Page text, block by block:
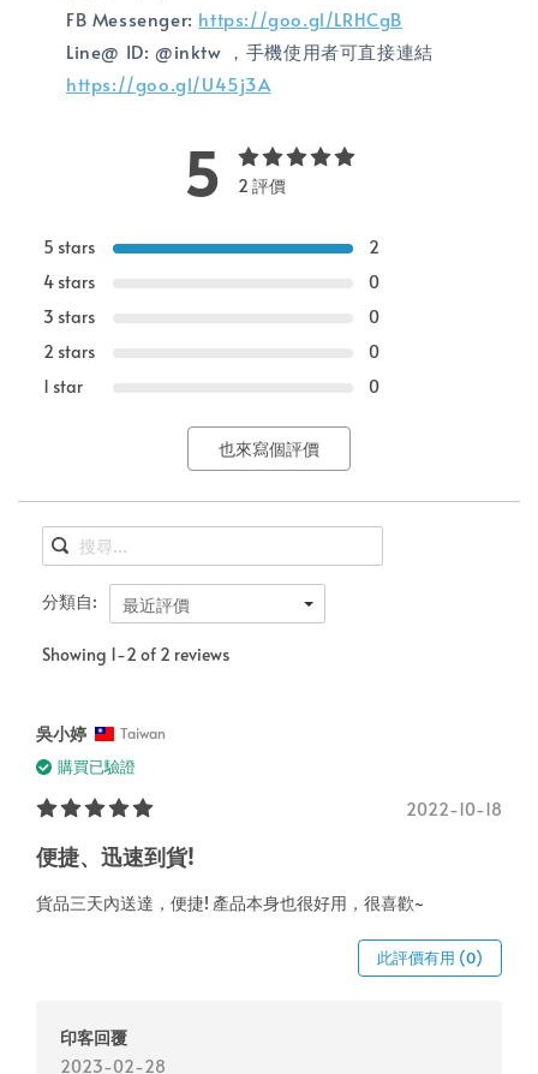
FB Messenger: https://goo.gl/LRHCgB
Line@ ID: @inktw ，手機使用者可直接連結
https://goo.gl/U45j3A
5 2 評價
5 stars
2
4 stars
0
3 stars
0
2 stars
0
1 star
0
也來寫個評價
分類自: 最近評價
Showing 1-2 of 2 reviews
吳小婷 Taiwan
購買已驗證
2022-10-18
便捷、迅速到貨!
貨品三天內送達，便捷! 產品本身也很好用，很喜歡~
此評價有用 (0)
印客回覆
2023-02-28